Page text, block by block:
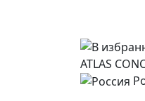
ATLAS